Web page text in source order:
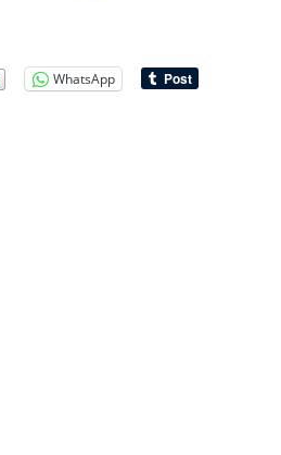
WhatsApp